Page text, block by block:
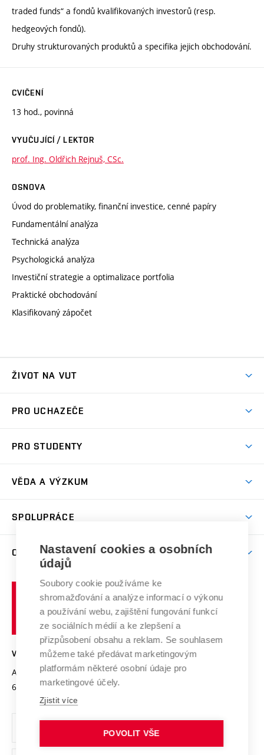
traded funds“ a fondů kvalifikovaných investorů (resp.
hedgeových fondů).
Druhy strukturovaných produktů a specifika jejich obchodování.
CVIČENÍ
13 hod., povinná
VYUČUJÍCÍ / LEKTOR
prof. Ing. Oldřich Rejnuš, CSc.
OSNOVA
Úvod do problematiky, finanční investice, cenné papíry
Fundamentální analýza
Technická analýza
Psychologická analýza
Investiční strategie a optimalizace portfolia
Praktické obchodování
Klasifikovaný zápočet
ŽIVOT NA VUT
Koleje
Sport na VUT
PRO UCHAZEČE
Dny otevřených dveří
Celoživotní vzdělávání
E-přihláška
PRO STUDENTY
Harmonogram akademického roku
Závěrečné práce
Doktorské studium
Zpracování osobních údajů studentů
Sociální bezpečí
Studium bez bariér
Podpora podnikání
VĚDA A VÝZKUM
Mezinárodní vědecká rada
Systém zajišťování kvality výzkumu
Výzkumné infrastruktury
Transfer znalostí
Open Science
Projekty
Projekty ze strukturálních fondů
Specifický výzkum
SPOLUPRÁCE
Zahraniční spolupráce
Spolupráce se školami
Služby univerzity
Mezinárodní dohody
Univerzitní sítě
O UNIVERZITĚ
Profil univerzity
Udržitelná univerzita
Podnikavá univerzita / ContriBUTe
Bezpečná univerzita
Vyznamenání
Organizační struktura
Ochrana osobních údajů
učení
technické
VYSOKÉ UČENÍ TECHNICKÉ V BRNĚ
Antonínská 548/1
602 00 Brno
www.vut.cz
vut@vutbr.cz
Nastavení cookies a osobních
údajů
Soubory cookie používáme ke
shromažďování a analýze informací o výkonu
a používání webu, zajištění fungování funkcí
ze sociálních médií a ke zlepšení a
přizpůsobení obsahu a reklam. Se souhlasem
můžeme také předávat marketingovým
platformám některé osobní údaje pro
marketingové účely.
Zjistit více
POVOLIT VŠE